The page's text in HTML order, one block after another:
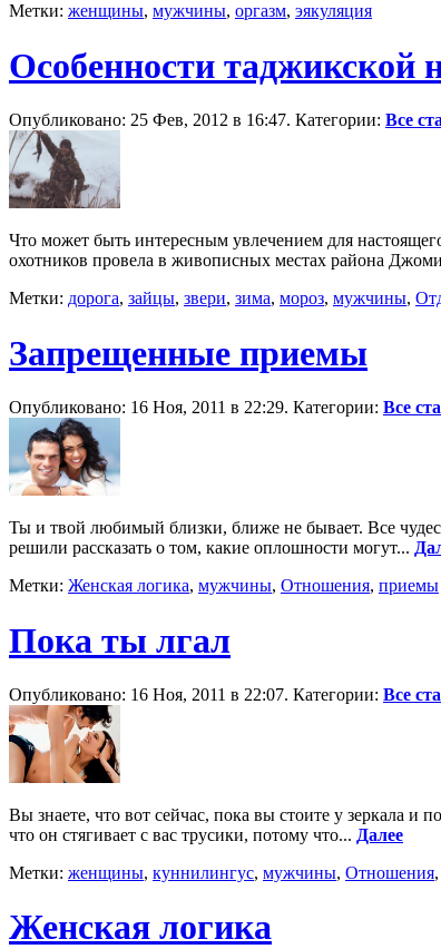
Метки: женщины, мужчины, оргазм, эякуляция
Особенности таджикской
Опубликовано: 25 Фев, 2012 в 16:47. Категории: Все
Что может быть интересным увлечением для
охотников провела в живописных местах района
Метки: дорога, зайцы, звери, зима, мороз, мужчины,
Запрещенные приемы
Опубликовано: 16 Ноя, 2011 в 22:29. Категории: Все
Ты и твой любимый близки, ближе не бывает. Все
решили рассказать о том, какие оплошности могут...
Метки: Женская логика, мужчины, Отношения, приемы
Пока ты лгал
Опубликовано: 16 Ноя, 2011 в 22:07. Категории: Все
Вы знаете, что вот сейчас, пока вы стоите у зеркала и
что он стягивает с вас трусики, потому что... Далее
Метки: женщины, куннилингус, мужчины, Отношения,
Женская логика